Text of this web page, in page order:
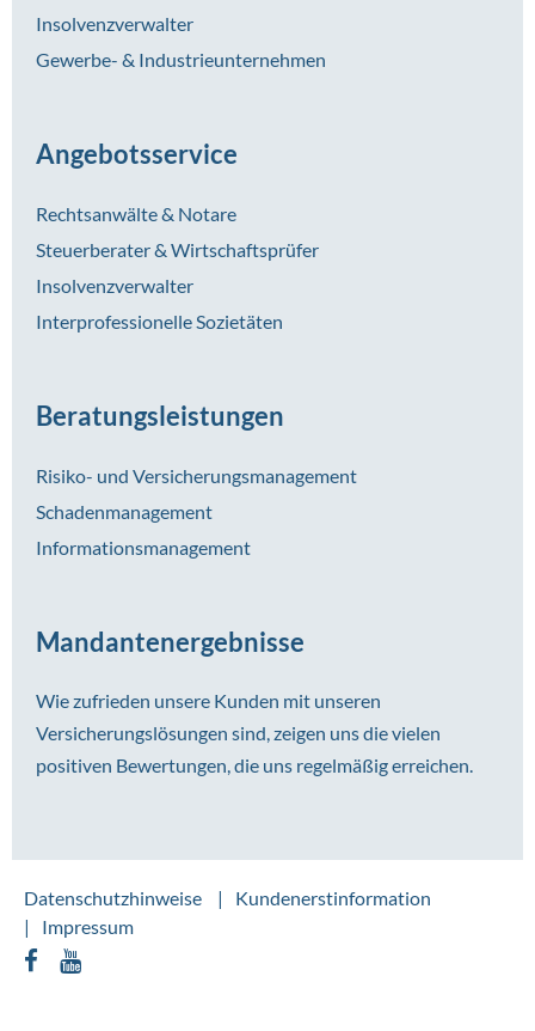
Insolvenzverwalter
Gewerbe- & Industrieunternehmen
Angebotsservice
Rechtsanwälte & Notare
Steuerberater & Wirtschaftsprüfer
Insolvenzverwalter
Interprofessionelle Sozietäten
Beratungsleistungen
Risiko- und Versicherungsmanagement
Schadenmanagement
Informationsmanagement
Mandantenergebnisse
Wie zufrieden unsere Kunden mit unseren
Versicherungslösungen sind, zeigen uns die vielen
positiven Bewertungen, die uns regelmäßig erreichen.
Datenschutzhinweise
Kundenerstinformation
Impressum